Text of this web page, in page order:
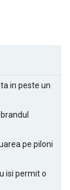
in peste un
pe piloni
isi permit o